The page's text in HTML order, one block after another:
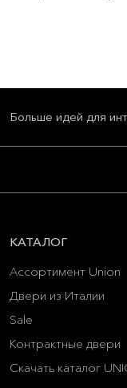
Больше идей для
КАТАЛОГ
Ассортимент Union
Двери из Италии
Sale
Контрактные двери
Скачать каталог